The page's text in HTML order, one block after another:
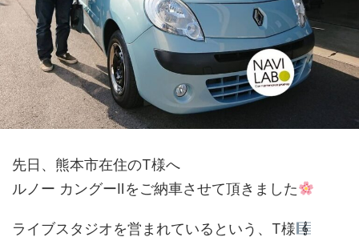
先日、熊本市在住のT様へ
ルノー カングーⅡをご納車させて頂きました
ライブスタジオを営まれているという、T様